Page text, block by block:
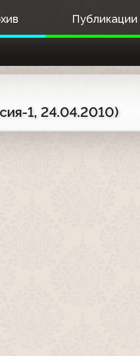
Публикации
1, 24.04.2010)